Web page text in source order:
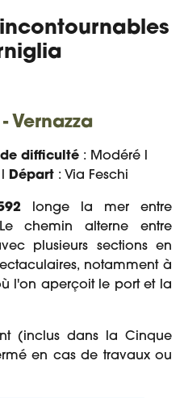
Vernazza
de difficulté : Modéré l
Départ : Via Feschi
longe la mer entre
chemin alterne entre
plusieurs sections en
notamment à
l'on aperçoit le port et la
(inclus dans la Cinque
en cas de travaux ou